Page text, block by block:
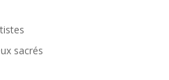
sacrés